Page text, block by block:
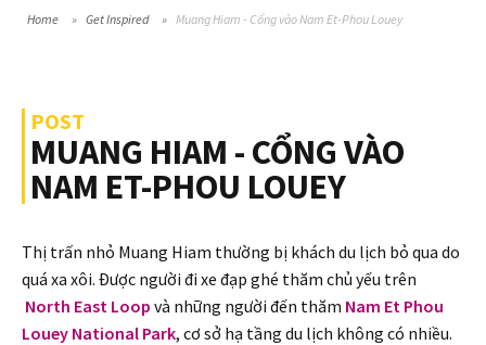
Home Get Inspired Muang Hiam - Cổng vào Nam Et-Phou Louey
POST
MUANG HIAM - CỔNG VÀO
NAM ET-PHOU LOUEY
Thị trấn nhỏ Muang Hiam thường bị khách du lịch bỏ qua do
quá xa xôi. Được người đi xe đạp ghé thăm chủ yếu trên
North East Loop và những người đến thăm Nam Et Phou
Louey National Park, cơ sở hạ tầng du lịch không có nhiều.